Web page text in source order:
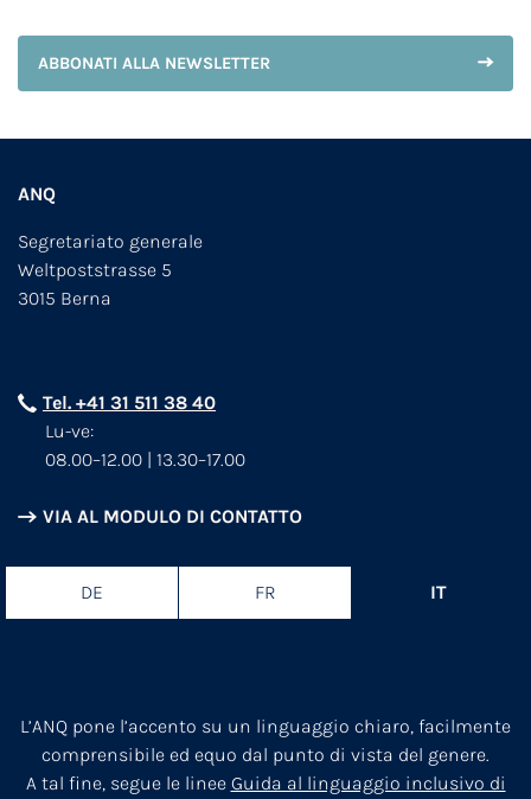
ABBONATI ALLA NEWSLETTER
ANQ
Segretariato generale
Weltpoststrasse 5
3015 Berna
Tel. +41 31 511 38 40
Lu-ve:
08.00–12.00 | 13.30–17.00
VIA AL MODULO DI CONTATTO
DE FR IT
L’ANQ pone l’accento su un linguaggio chiaro, facilmente
comprensibile ed equo dal punto di vista del genere.
A tal fine, segue le linee Guida al linguaggio inclusivo di